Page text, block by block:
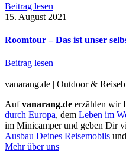
Beitrag lesen
15. August 2021
Roomtour – Das ist unser
Beitrag lesen
vanarang.de | Outdoor &
Aufvanarang.de erzählen wir
durch Europa, dem Leben im
im Minicamper und geben Dir
Ausbau Deines Reisemobils
Mehr über uns